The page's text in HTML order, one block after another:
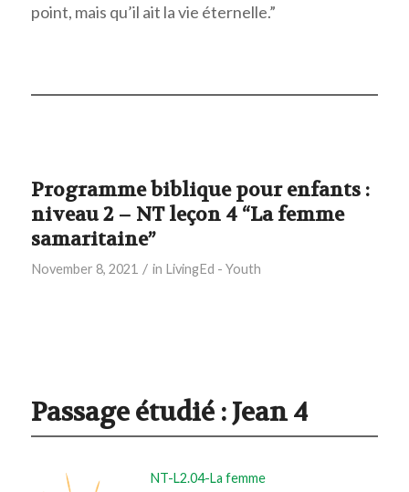
point, mais qu’il ait la vie éternelle.”
Programme biblique pour enfants :
niveau 2 – NT leçon 4 “La femme
samaritaine”
November 8, 2021 / in LivingEd - Youth
Passage étudié : Jean 4
NT-L2.04-La femme